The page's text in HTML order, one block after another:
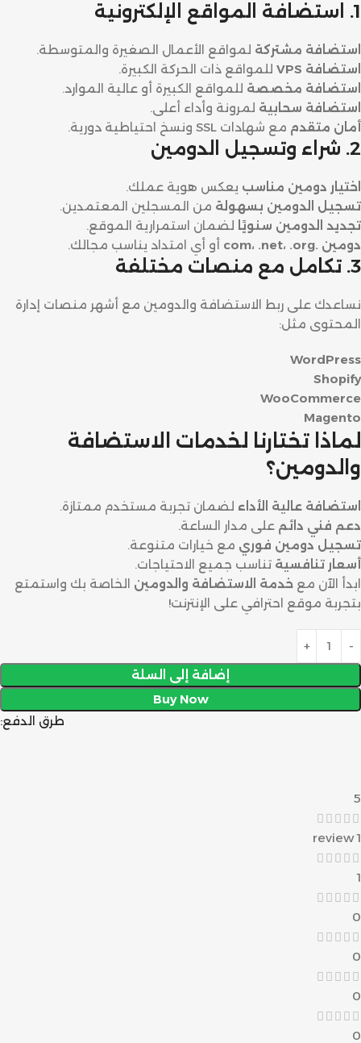
1. استضافة المواقع الإلكترونية
استضافة مشتركة لمواقع الأعمال الصغيرة والمتوسطة.
استضافة VPS
للمواقع ذات الحركة الكبيرة.
استضافة مخصصة للمواقع الكبيرة أو عالية الموارد.
استضافة سحابية لمرونة وأداء أعلى.
أمان متقدم مع شهادات SSL ونسخ احتياطية دورية.
2. شراء وتسجيل الدومين
اختيار دومين مناسب يعكس هوية عملك.
تسجيل الدومين بسهولة من المسجلين المعتمدين.
تجديد الدومين سنويًا لضمان استمرارية الموقع.
دومين .com، .net، .org
أو أي امتداد يناسب مجالك.
3. تكامل مع منصات مختلفة
نساعدك على ربط الاستضافة والدومين مع أشهر منصات إدارة
المحتوى مثل:
WordPress
Shopify
WooCommerce
Magento
لماذا تختارنا لخدمات الاستضافة
والدومين؟
استضافة عالية الأداء لضمان تجربة مستخدم ممتازة.
دعم فني دائم على مدار الساعة.
تسجيل دومين فوري مع خيارات متنوعة.
أسعار تنافسية تناسب جميع الاحتياجات.
ابدأ الآن مع خدمة الاستضافة والدومين الخاصة بك واستمتع
بتجربة موقع احترافي على الإنترنت!
إضافة إلى السلة
Buy Now
طرق الدفع:
5
1 review
1
0
0
0
0